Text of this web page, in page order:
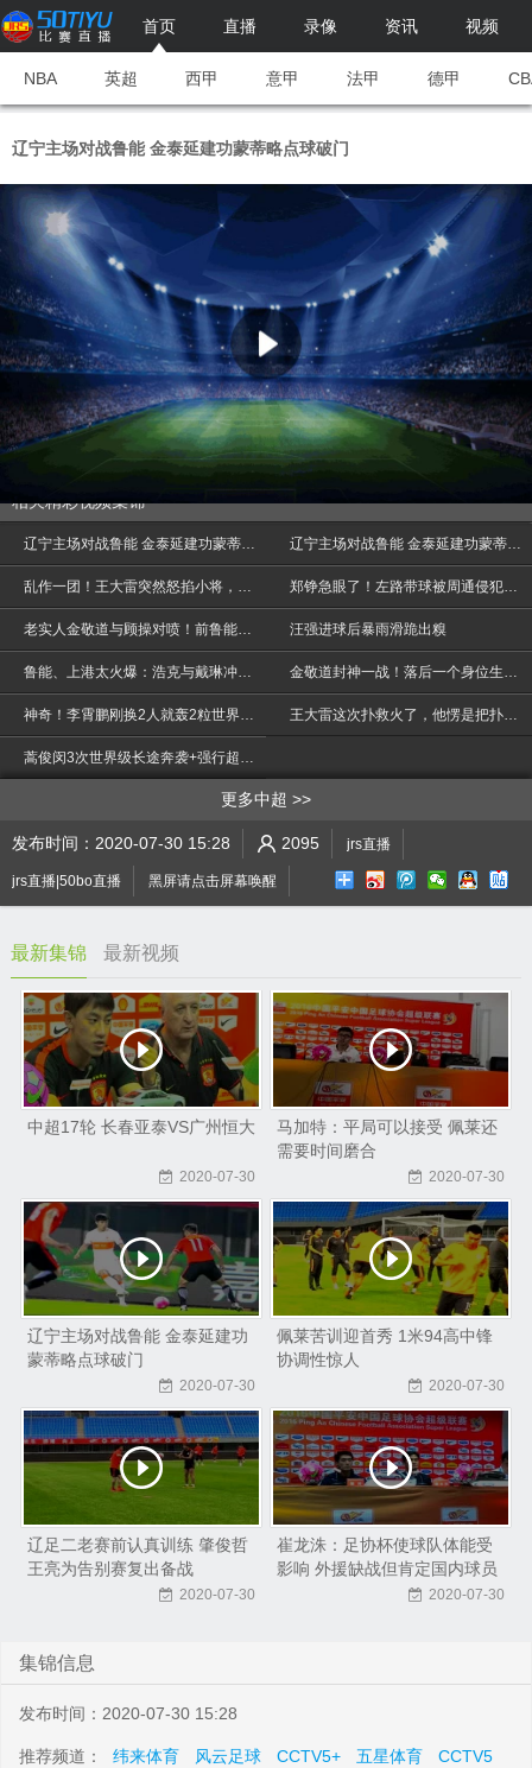
首页 直播 录像 资讯 视频
NBA 英超 西甲 意甲 法甲 德甲
辽宁主场对战鲁能 金泰延建功蒙蒂略点球破门
>
相关精彩视频集锦
辽宁主场对战鲁能 金泰延建功蒙蒂略点球破门 辽宁主场对战鲁能 金泰延建功蒙蒂略点球破门
乱作一团！王大雷突然怒掐小将，外援追着戴琳想揍他 郑铮急眼了！左路带球被周通侵犯彻底激怒泰达队长过来帮忙
老实人金敬道与顾操对喷！前鲁能大佬出来震住了场面，超精彩！ 汪强进球后暴雨滑跪出糗
鲁能、上港太火爆：浩克与戴琳冲突！王大雷：裁判没事、我来搞定 金敬道封神一战！落后一个身位生吃对手！太震撼了
神奇！李霄鹏刚换2人就轰2粒世界波，刘彬彬折射太诡异 王大雷这次扑救火了，他愣是把扑救玩出了扣篮的感觉！
蒿俊闵3次世界级长途奔袭+强行超车，国足中真的很罕见
更多中超
发布时间：2020-07-30 15:28 2095 jrs直播
jrs直播|50bo直播 黑屏请点击屏幕唤醒
最新集锦 最新视频
中超17轮 长春亚泰VS广州恒大
2020-07-30
马加特：平局可以接受 佩莱还
需要时间磨合
2020-07-30
辽宁主场对战鲁能 金泰延建功
蒙蒂略点球破门
2020-07-30
佩莱苦训迎首秀 1米94高中锋
协调性惊人
2020-07-30
辽足二老赛前认真训练 肇俊哲
王亮为告别赛复出备战
2020-07-30
崔龙洙：足协杯使球队体能受
影响 外援缺战但肯定国内球员
2020-07-30
集锦信息
发布时间：2020-07-30 15:28
推荐频道： 纬来体育 风云足球 CCTV5+ 五星体育 CCTV5